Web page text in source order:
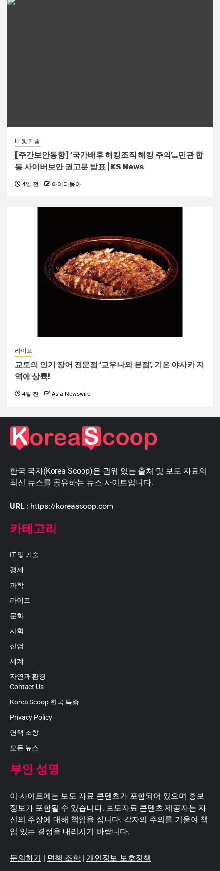
IT 및 기술
[주간보안동향] ‘국가배후 해킹조직 해킹 주의’…민관 합
동 사이버보안 권고문 발표 | KS News
4일 전 아이티동아
라이프
교토의 인기 장어 전문점 ‘교우나와 본점’, 기온 야사카 지
역에 상륙!
4일 전 Asia Newswire
한국 국자(Korea Scoop)은 권위 있는 출처 및 보도 자료의
최신 뉴스를 공유하는 뉴스 사이트입니다.
URL : https://koreascoop.com
카테고리
IT 및 기술
경제
과학
라이프
문화
사회
산업
세계
자연과 환경
Contact Us
Korea Scoop 한국 특종
Privacy Policy
면책 조항
모든 뉴스
부인 성명
이 사이트에는 보도 자료 콘텐츠가 포함되어 있으며 홍보
정보가 포함될 수 있습니다. 보도자료 콘텐츠 제공자는 자
신의 주장에 대해 책임을 집니다. 각자의 주의를 기울여 책
임 있는 결정을 내리시기 바랍니다.
문의하기 | 면책 조항 | 개인정보 보호정책